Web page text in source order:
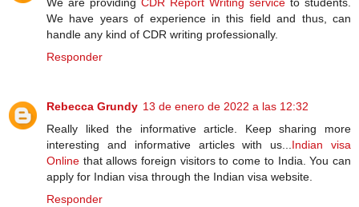
We have years of experience in this field and thus, can
handle any kind of CDR writing professionally.
Responder
Rebecca Grundy 13 de enero de 2022 a las 12:32
Really liked the informative article. Keep sharing more
interesting and informative articles with us... Indian visa
Online that allows foreign visitors to come to India. You can
apply for Indian visa through the Indian visa website.
Responder